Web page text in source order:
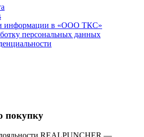
информации в «ООО ТКС»
персональных данных
покупку
REALPUNCHER —